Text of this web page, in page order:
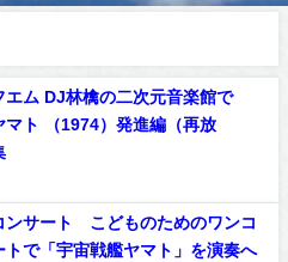
エム DJ林檎の二次元音楽館で
マト （1974）発進編（再放
ンサート こどものためのワンコ
トで「宇宙戦艦ヤマト」を演奏へ